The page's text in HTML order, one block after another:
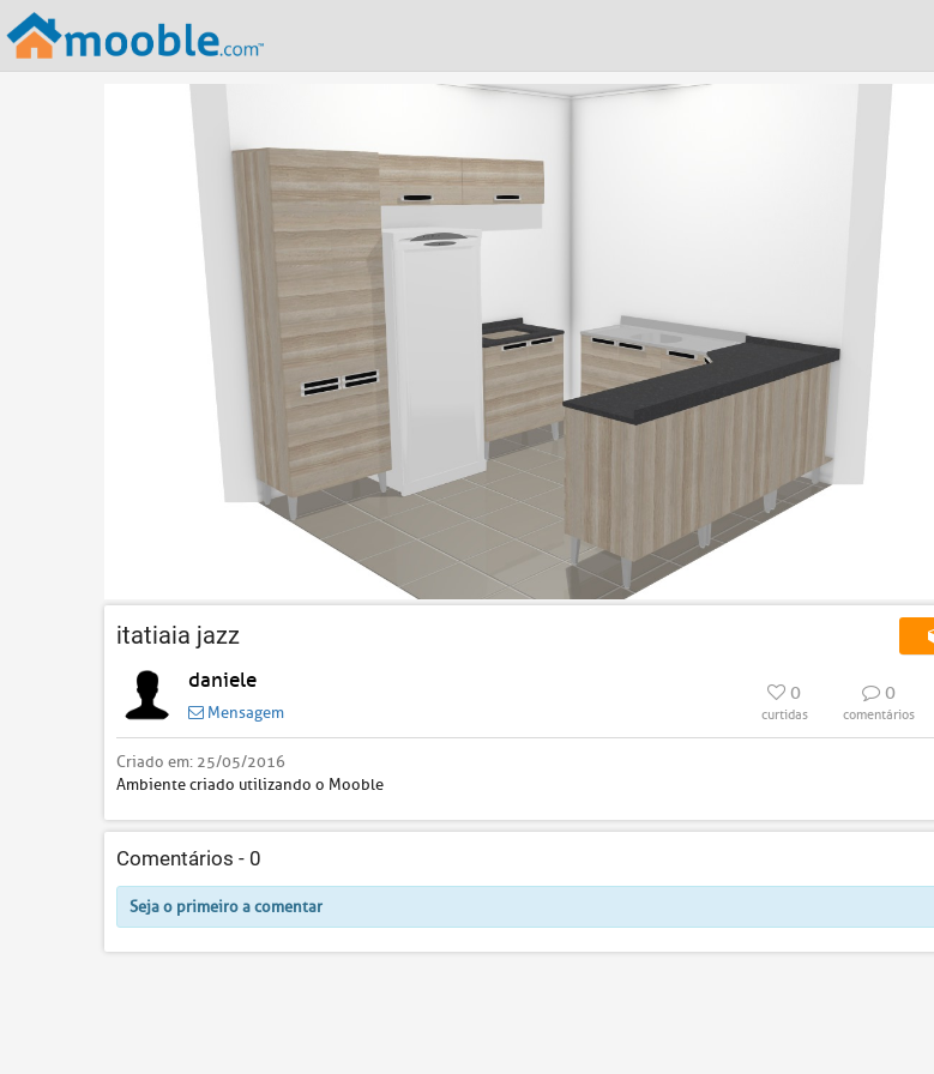
itatiaia jazz
daniele
Mensagem
0
curtidas
0
comentários
Criado em: 25/05/2016
Ambiente criado utilizando o Mooble
Comentários - 0
Seja o primeiro a comentar